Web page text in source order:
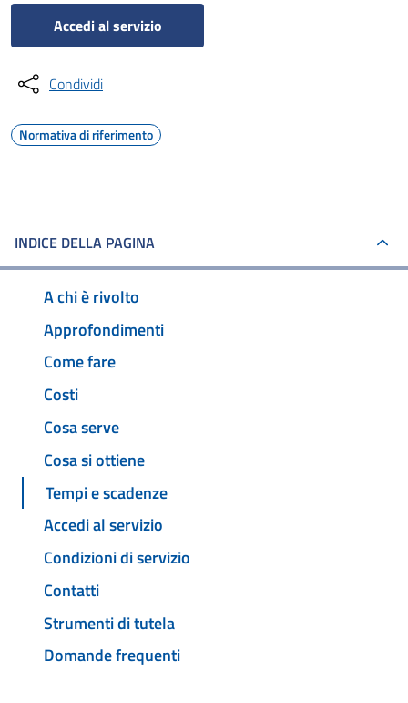
Accedi al servizio
Condividi
Normativa di riferimento
INDICE DELLA PAGINA
A chi è rivolto
Approfondimenti
Come fare
Costi
Cosa serve
Cosa si ottiene
Tempi e scadenze
Accedi al servizio
Condizioni di servizio
Contatti
Strumenti di tutela
Domande frequenti